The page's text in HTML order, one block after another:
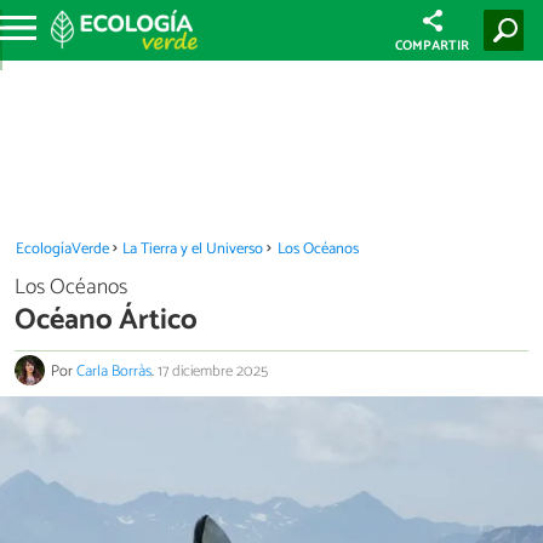
COMPARTIR
EcologíaVerde La Tierra y el Universo Los Océanos
Los Océanos
Océano Ártico
PorCarla Borràs.17 diciembre 2025